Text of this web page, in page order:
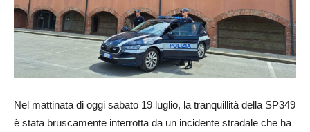
Nel mattinata di oggi sabato 19 luglio, la tranquillità della SP349
è stata bruscamente interrotta da un incidente stradale che ha